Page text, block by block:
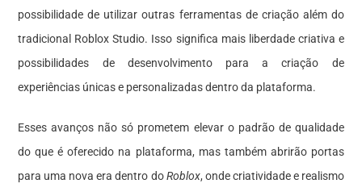
possibilidade de utilizar outras ferramentas de criação além do
tradicional Roblox Studio. Isso significa mais liberdade criativa e
possibilidades de desenvolvimento para a criação de
experiências únicas e personalizadas dentro da plataforma.
Esses avanços não só prometem elevar o padrão de qualidade
do que é oferecido na plataforma, mas também abrirão portas
para uma nova era dentro doRoblox, onde criatividade e realismo